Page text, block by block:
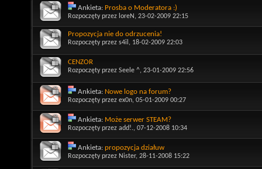
Ankieta: Prosba o Moderatora :)
Rozpoczęty przez loreN , 23-02-2009 22:15
Propozycja nie do odrzucenia!
Rozpoczęty przez s4il , 18-02-2009 22:03
CENZOR
Rozpoczęty przez Seele ^, 23-01-2009 22:56
Ankieta: Nowe logo na forum?
Rozpoczęty przez ex0n, 05-01-2009 00:27
Ankieta: Może serwer STEAM?
Rozpoczęty przez add!., 07-12-2008 10:34
Ankieta: propozycja działuw
Rozpoczęty przez Nister, 28-11-2008 15:22